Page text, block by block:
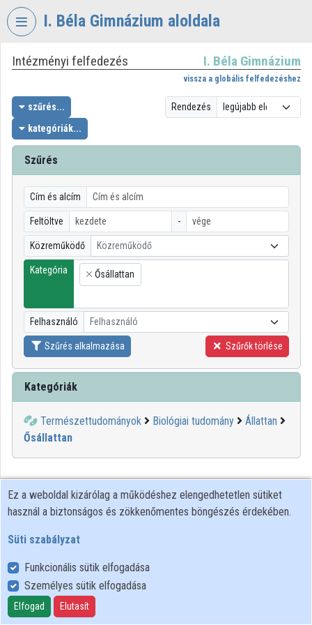
Fejléc kihagyása
I. Béla Gimnázium aloldala
VIDEOTORIUM
BÉLA
GIMNÁZIUM
Intézményi kezdőlap
Bejelentkezés
Intézményi felfedezés
Kategóriák
Intézményi listák
Intézmények
Közreműködők
Intézményi felfedezés I. Béla Gimnázium
vissza a globális felfedezéshez
szűrés...
kategóriák...
Rendezés
Szűrés
Cím és alcím
Feltöltve -
Közreműködő Közreműködő
Kategória
×
Ősállattan
Felhasználó Felhasználó
Szűrés alkalmazása Szűrők törlése
Kategóriák
Természettudományok Biológiai tudomány
Állattan
Ősállattan
Felhasználói szabályzat
Adatkezelési tájékoztató
Süti szabályzat
Ez a weboldal kizárólag a működéshez elengedhetetlen sütiket
használ a biztonságos és zökkenőmentes böngészés érdekében.
Süti szabályzat
Funkcionális sütik elfogadása
Személyes sütik elfogadása
Elfogad Elutasít